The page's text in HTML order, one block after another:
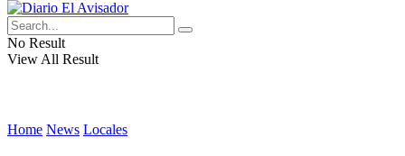
No Result
View All Result
Home News Locales